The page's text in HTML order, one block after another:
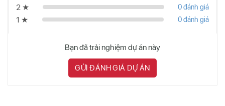
2 ★ 0 đánh giá
1 ★ 0 đánh giá
Bạn đã trải nghiệm dự án này
GỬI ĐÁNH GIÁ DỰ ÁN